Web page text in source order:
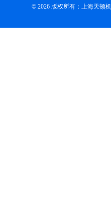
© 2026 版权所有：上海天顿